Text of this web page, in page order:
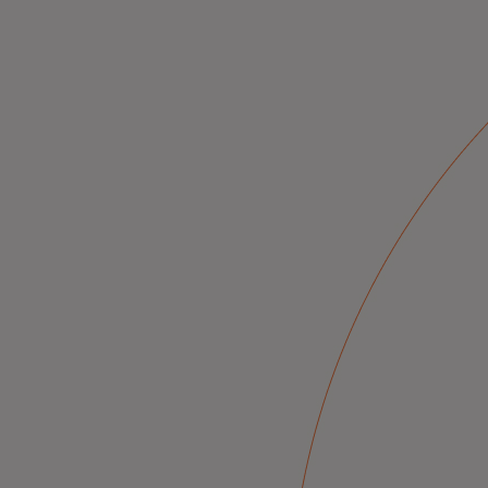
Inovatívne riešenia pre